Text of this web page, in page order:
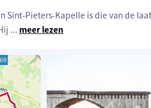
Sint-Pieters-Kapelle is die van de
... meer lezen